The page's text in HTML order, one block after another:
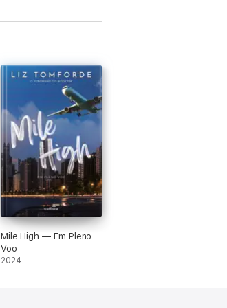
Mile High — Em Pleno
Voo
2024